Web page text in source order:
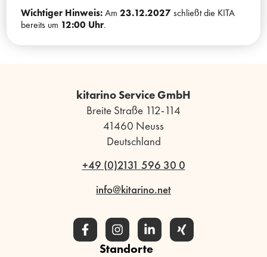
Wichtiger Hinweis:Am 23.12.2027schließt die KITA
bereits um 12:00 Uhr.
kitarino Service GmbH
Breite Straße 112-114
41460 Neuss
Deutschland
+49 (0)2131 596 30 0
info@kitarino.net
Standorte